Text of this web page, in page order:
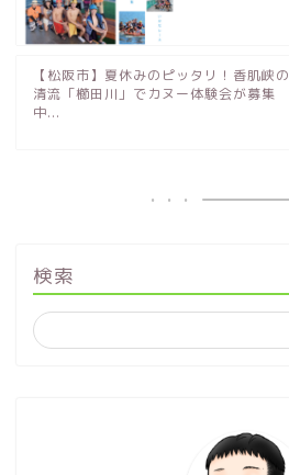
【松阪市】夏休みのピッタリ！香肌峡の
清流「櫛田川」でカヌー体験会が募集
中...
検索